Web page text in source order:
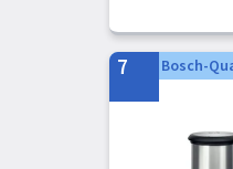
7 Bosch-